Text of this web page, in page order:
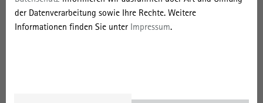
der Datenverarbeitung sowie Ihre Rechte. Weitere
Informationen finden Sie unter Impressum.
Föderation deutschsprachiger
Architektursammlungen